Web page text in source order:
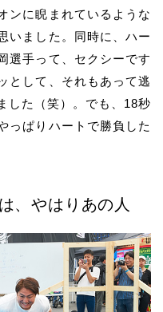
ンに睨まれているような
いました。同時に、ハー
選手って、セクシーです
として、それもあって逃
した（笑）。でも、18秒
っぱりハートで勝負した
、やはりあの人